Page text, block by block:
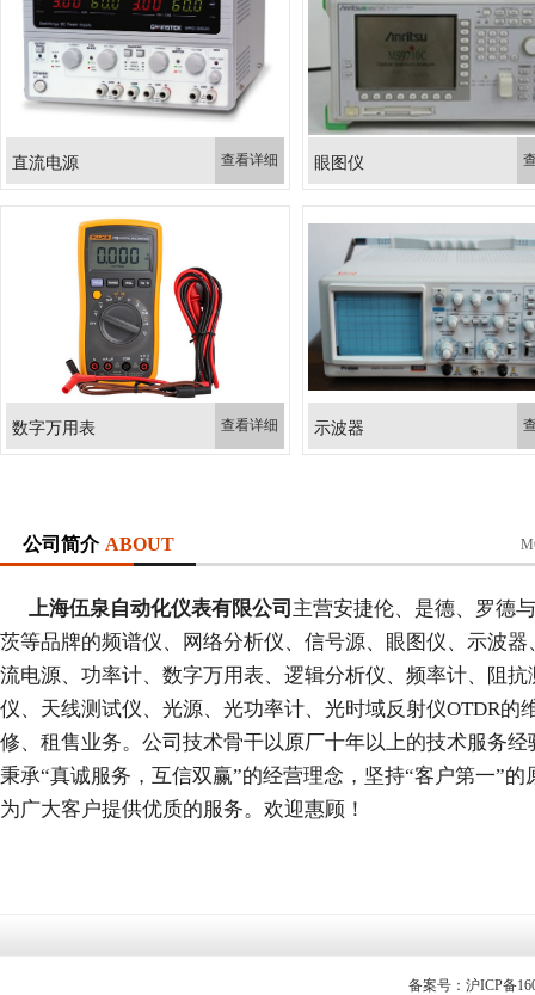
直流电源 查看详细 眼图仪
数字万用表 查看详细 示波器
公司简介 ABOUT
上海伍泉自动化仪表有限公司 主营安捷伦、是德、罗德
茨等品牌的频谱仪、网络分析仪、信号源、眼图仪、示波器
流电源、功率计、数字万用表、逻辑分析仪、频率计、阻抗
仪、天线测试仪、光源、光功率计、光时域反射仪OTDR的
修、租售业务。公司技术骨干以原厂十年以上的技术服务经
秉承“真诚服务，互信双赢”的经营理念，坚持“客户第一”的
为广大客户提供优质的服务。欢迎惠顾！
备案号：沪ICP备